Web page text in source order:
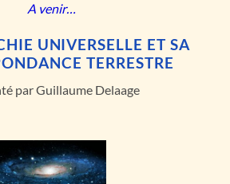
A venir…
UNIVERSELLE ET SA
TERRESTRE
par Guillaume Delaage